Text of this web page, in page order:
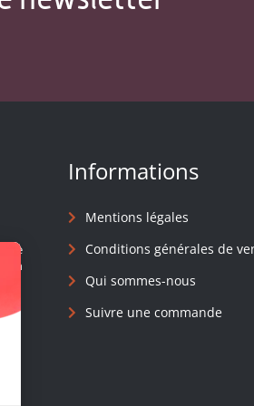
en
Informations
Mentions légales
Conditions générales de
Qui sommes-nous
Suivre une commande